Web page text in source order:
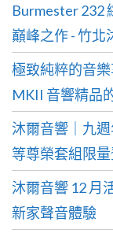
Burmester 232
巔峰之作 - 竹北
極致純粹的音
MKII 音響精品
沐爾音響｜九
等尊榮套組限
沐爾音響 12 月
新家聲音體驗